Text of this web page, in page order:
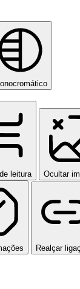
leitura Ocultar
Realçar